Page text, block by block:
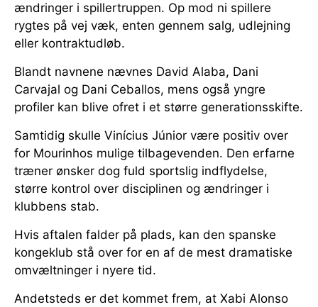
ændringer i spillertruppen. Op mod ni spillere
rygtes på vej væk, enten gennem salg, udlejning
eller kontraktudløb.
Blandt navnene nævnes David Alaba, Dani
Carvajal og Dani Ceballos, mens også yngre
profiler kan blive ofret i et større generationsskifte.
Samtidig skulle Vinícius Júnior være positiv over
for Mourinhos mulige tilbagevenden. Den erfarne
træner ønsker dog fuld sportslig indflydelse,
større kontrol over disciplinen og ændringer i
klubbens stab.
Hvis aftalen falder på plads, kan den spanske
kongeklub stå over for en af de mest dramatiske
omvæltninger i nyere tid.
Andetsteds er det kommet frem, at Xabi Alonso